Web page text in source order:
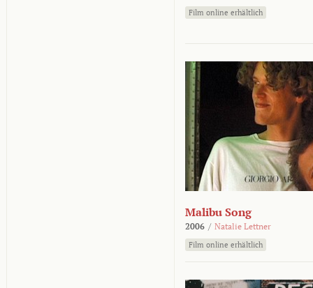
Film online erhältlich
Malibu Song
2006 / Natalie Lettner
Film online erhältlich